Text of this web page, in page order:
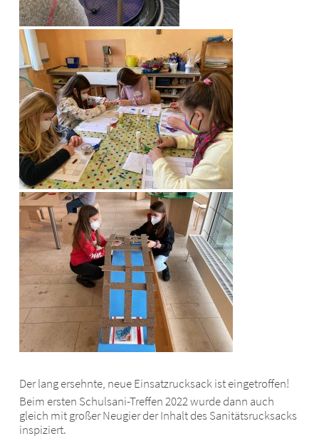
Der lang ersehnte, neue Einsatzrucksack ist eingetroffen!
Beim ersten Schulsani-Treffen 2022 wurde dann auch
gleich mit großer Neugier der Inhalt des Sanitätsrucksacks
inspiziert.